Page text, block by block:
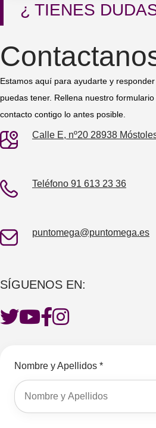
¿ TIENES
Estamos aquí para ayudarte y
puedas tener. Rellena nuestro
contacto contigo lo antes posible.
Calle E, nº20 28938
Teléfono 91 613 23 36
puntomega@puntomega.es
SÍGUENOS EN:
Nombre y Apellidos *